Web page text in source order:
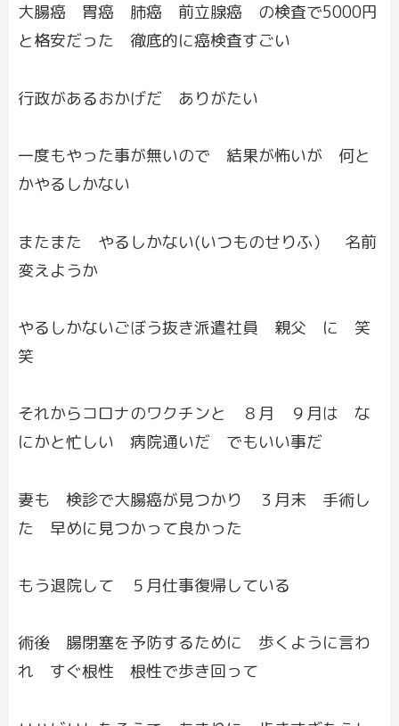
大腸癌 胃癌 肺癌 前立腺癌 の検査で5000円
と格安だった 徹底的に癌検査すごい
行政があるおかげだ ありがたい
一度もやった事が無いので 結果が怖いが 何と
かやるしかない
またまた やるしかない(いつものせりふ） 名前
変えようか
やるしかないごぼう抜き派遣社員 親父 に 笑
笑
それからコロナのワクチンと ８月 ９月は な
にかと忙しい 病院通いだ でもいい事だ
妻も 検診で大腸癌が見つかり ３月末 手術し
た 早めに見つかって良かった
もう退院して ５月仕事復帰している
術後 腸閉塞を予防するために 歩くように言わ
れ すぐ根性 根性で歩き回って